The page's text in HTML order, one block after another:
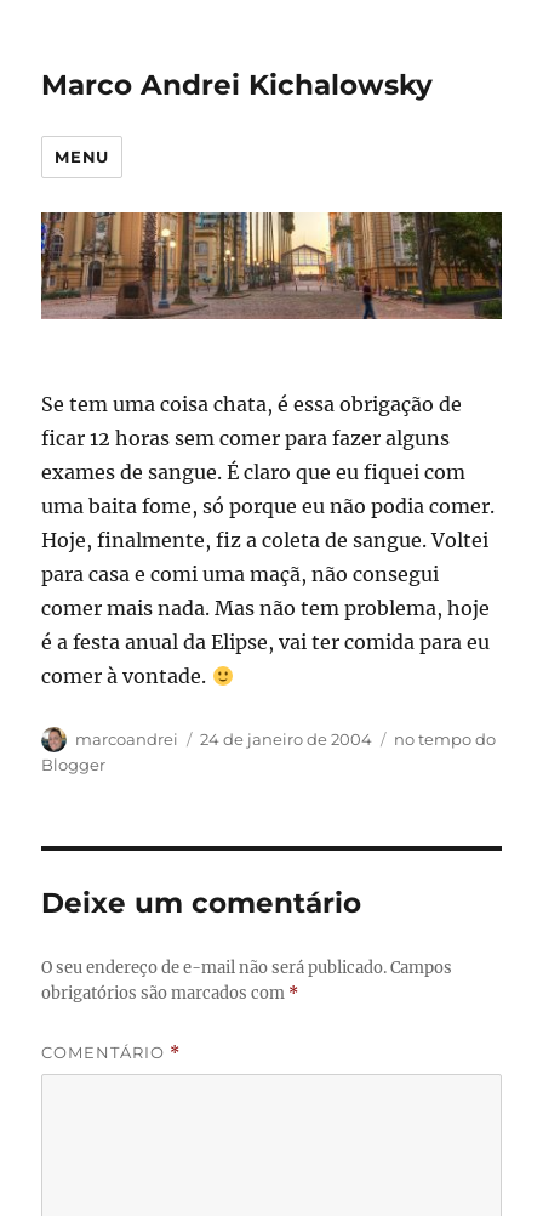
Marco Andrei Kichalowsky
MENU
Se tem uma coisa chata, é essa obrigação de
ficar 12 horas sem comer para fazer alguns
exames de sangue. É claro que eu fiquei com
uma baita fome, só porque eu não podia comer.
Hoje, finalmente, fiz a coleta de sangue. Voltei
para casa e comi uma maçã, não consegui
comer mais nada. Mas não tem problema, hoje
é a festa anual da Elipse, vai ter comida para eu
comer à vontade.
Autor
marcoandrei
Publicado
24 de janeiro de 2004 Categorias
no tempo do
Blogger
Deixe um comentário
O seu endereço de e-mail não será publicado. Campos
obrigatórios são marcados com *
COMENTÁRIO *